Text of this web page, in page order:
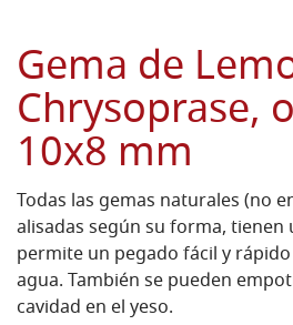
Gema de
Chrysoprase,
10x8 mm
Todas las gemas naturales (no
alisadas según su forma, tienen
permite un pegado fácil y
agua. También se pueden
cavidad en el yeso.